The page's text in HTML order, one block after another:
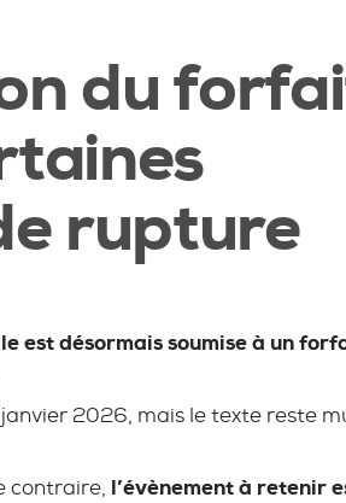
du
rupture
est désormais soumise à un
2026, mais le texte reste
contraire, l’évènement à retenir